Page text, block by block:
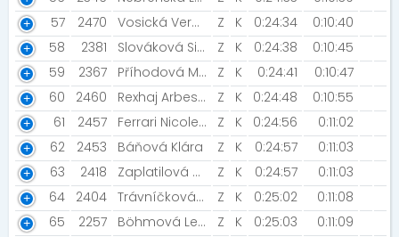
57
2470 Vosická Veronika Z K 0:24:34
0:10:40
58
2381 Slováková Simona [SRTG Run Kyjov] Z K 0:24:38
0:10:45
59
2367 Příhodová Miroslava Z K 0:24:41
0:10:47
60
2460 Rexhaj Arbeso [Kubičkovi holky] Z K 0:24:48
0:10:55
61
2457 Ferrari Nicole [775114316] Z K 0:24:56
0:11:02
62
2453 Báňová Klára Z K 0:24:57
0:11:03
63
2418 Zaplatilová Kateřina Z K 0:24:57
0:11:03
64
2404 Trávníčková Jana Z K 0:25:02
0:11:08
65
2257 Böhmová Lenka [BKB team] Z K 0:25:03
0:11:09